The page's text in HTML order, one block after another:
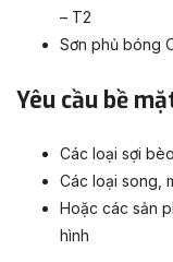
– T2
Sơn phủ bóng
Yêu cầu bề
Các loại sợi
Các loại song,
Hoặc các sản
hình